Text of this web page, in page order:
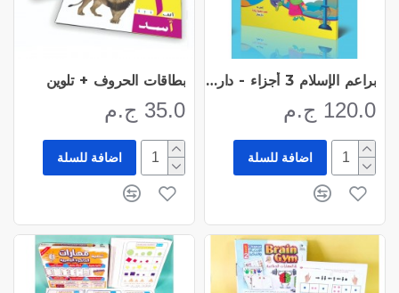
براعم الإسلام 3 أجزاء - دار عمار
120.0 ج.م
اضافة للسلة
بطاقات الحروف + تلوين
35.0 ج.م
اضافة للسلة